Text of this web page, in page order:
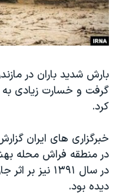
فرهنگ و زندگی
حقوق شهروندی
علم و فناوری
اسرائیل در جنگ
آرشیو پخش زنده
مستندها
انتخابات ریاست جمهوری
رمز مهسا
ورزش زنان در ایران
مجموعه مستندهای
تریبونال مردمی آبان ۹۸
دادگاه حمید نوری
دنبال کنید
زبانهای مختلف
بارش شدید باران در
گرفت و خسارت زیادی
کرد.
در منطقه فراش محله
در سال ۱۳۹۱
دیده بود.